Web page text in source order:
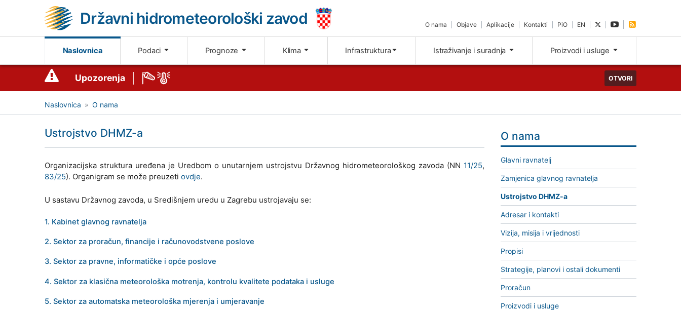
Državni hidrometeorološki zavod O nama Objave Aplikacije Kontakti PiO EN
Naslovnica Podaci Prognoze Klima Infrastruktura Istraživanje i suradnja Proizvodi i usluge
Upozorenja OTVORI
Naslovnica O nama
Ustrojstvo DHMZ-a
Organizacijska struktura uređena je Uredbom o unutarnjem ustrojstvu Državnog hidrometeorološkog zavoda (NN 11/25,
83/25). Organigram se može preuzeti ovdje.
U sastavu Državnog zavoda, u Središnjem uredu u Zagrebu ustrojavaju se:
1. Kabinet glavnog ravnatelja
2. Sektor za proračun, financije i računovodstvene poslove
3. Sektor za pravne, informatičke i opće poslove
4. Sektor za klasična meteorološka motrenja, kontrolu kvalitete podataka i usluge
5. Sektor za automatska meteorološka mjerenja i umjeravanje
O nama
Glavni ravnatelj
Zamjenica glavnog ravnatelja
Ustrojstvo DHMZ-a
Adresar i kontakti
Vizija, misija i vrijednosti
Propisi
Strategije, planovi i ostali dokumenti
Proračun
Proizvodi i usluge